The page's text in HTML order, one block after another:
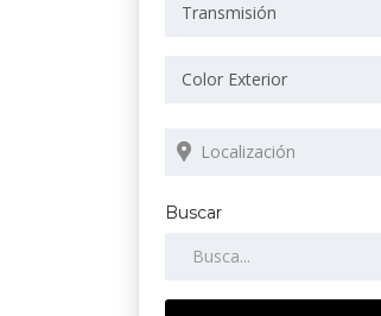
Transmisión
Color Exterior
Buscar